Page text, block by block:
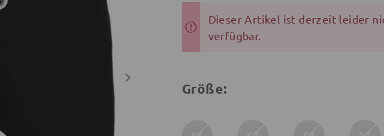
Dieser Artikel ist derzeit leider
verfügbar.
Größe: